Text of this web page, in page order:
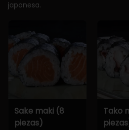
japonesa.
Sake maki (8
piezas)
Tako